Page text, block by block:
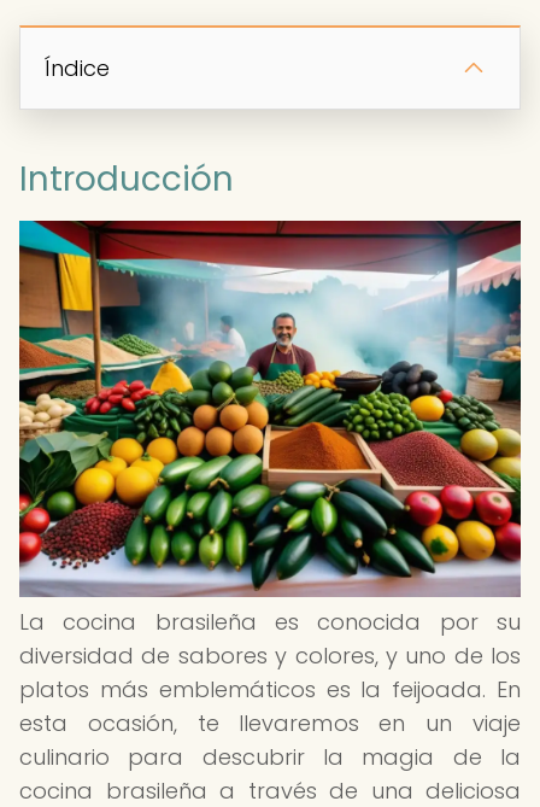
Índice
Introducción
La cocina brasileña es conocida por su
diversidad de sabores y colores, y uno de los
platos más emblemáticos es la feijoada. En
esta ocasión, te llevaremos en un viaje
culinario para descubrir la magia de la
cocina brasileña a través de una deliciosa